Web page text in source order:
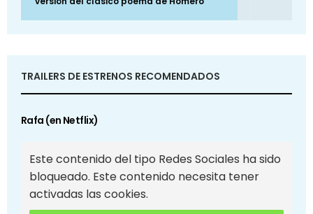
TRAILERS DE ESTRENOS RECOMENDADOS
Rafa (en Netflix)
Este contenido del tipo Redes Sociales ha sido
bloqueado. Este contenido necesita tener
activadas las cookies.